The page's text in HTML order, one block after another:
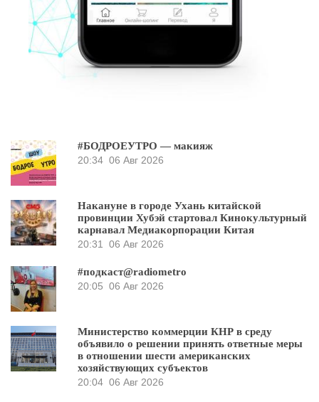
#БОДРОЕУТРО — макияж
20:34 06 Авг 2026
Накануне в городе Ухань китайской
провинции Хубэй стартовал Кинокультурный
карнавал Медиакорпорации Китая
20:31
06 Авг 2026
#подкаст@radiometro
20:05 06 Авг 2026
Министерство коммерции КНР в среду
объявило о решении принять ответные меры
в отношении шести американских
хозяйствующих субъектов
20:04 06 Авг 2026